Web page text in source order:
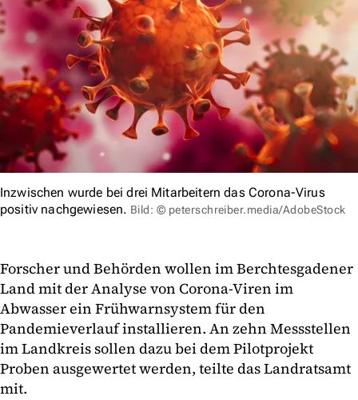
Inzwischen wurde bei drei Mitarbeitern das Corona-Virus
positiv nachgewiesen. Bild: © peterschreiber.media/AdobeStock
Forscher und Behörden wollen im Berchtesgadener
Land mit der Analyse von Corona-Viren im
Abwasser ein Frühwarnsystem für den
Pandemieverlauf installieren. An zehn Messstellen
im Landkreis sollen dazu bei dem Pilotprojekt
Proben ausgewertet werden, teilte das Landratsamt
mit.